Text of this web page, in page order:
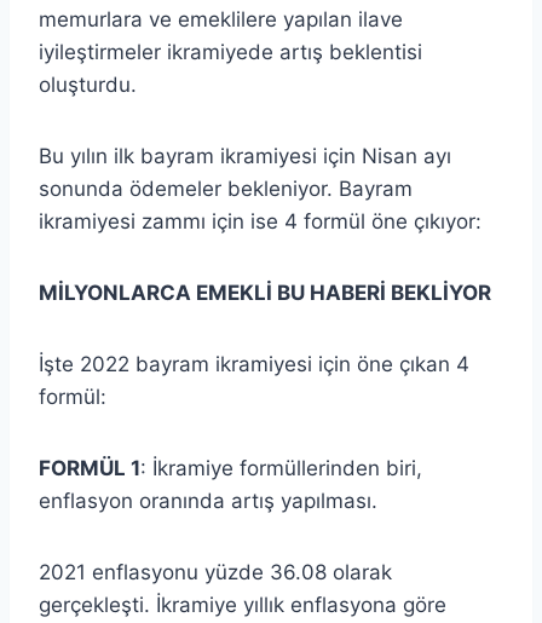
memurlara ve emeklilere yapılan ilave
iyileştirmeler ikramiyede artış beklentisi
oluşturdu.
Bu yılın ilk bayram ikramiyesi için Nisan ayı
sonunda ödemeler bekleniyor. Bayram
ikramiyesi zammı için ise 4 formül öne çıkıyor:
MİLYONLARCA EMEKLİ BU HABERİ BEKLİYOR
İşte 2022 bayram ikramiyesi için öne çıkan 4
formül:
FORMÜL 1: İkramiye formüllerinden biri,
enflasyon oranında artış yapılması.
2021 enflasyonu yüzde 36.08 olarak
gerçekleşti. İkramiye yıllık enflasyona göre